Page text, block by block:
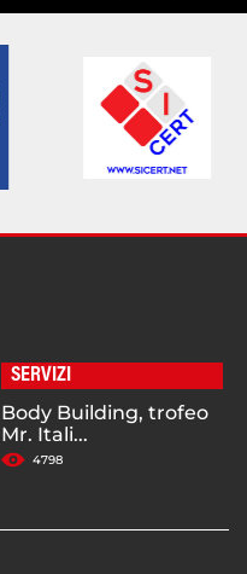
SERVIZI
Body Building, trofeo
Mr. Itali...
4798